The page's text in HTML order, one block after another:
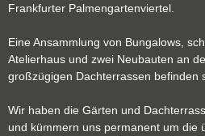
Frankfurter Palmengartenviertel.
Eine Ansammlung von Bungalows,
Atelierhaus und zwei Neubauten an
großzügigen Dachterrassen befinden
Wir haben die Gärten und
und kümmern uns permanent um die